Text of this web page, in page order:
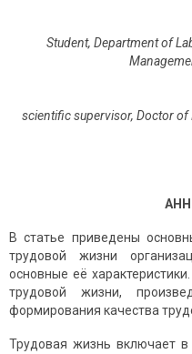
Student, Department of
scientific supervisor, Doctor of
В статье приведены
трудовой жизни
основные её
трудовой жизни,
формирования качества
Трудовая жизнь включает в